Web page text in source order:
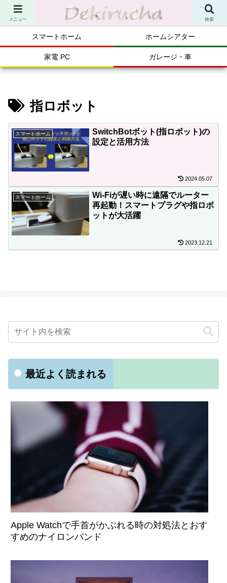
スマートホーム ホームシアター
家電 PC ガレージ・車
指ロボット
スマートホーム
SwitchBotボット(指ロボット)の
設定と活用方法
2024.05.07
スマートホーム
Wi-Fiが遅い時に遠隔でルーター
再起動！スマートプラグや指ロボ
ットが大活躍
2023.12.21
最近よく読まれる
Apple Watchで手首がかぶれる時の対処法とおす
すめのナイロンバンド
メニュー 検索